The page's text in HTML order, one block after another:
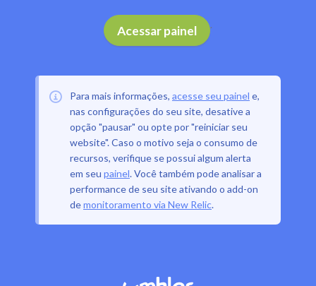
Acessar painel .
Para mais informações, acesse seu painel e,
nas configurações do seu site, desative a
opção "pausar" ou opte por "reiniciar seu
website". Caso o motivo seja o consumo de
recursos, verifique se possui algum alerta
em seu painel. Você também pode analisar a
performance de seu site ativando o add-on
demonitoramento via New Relic.